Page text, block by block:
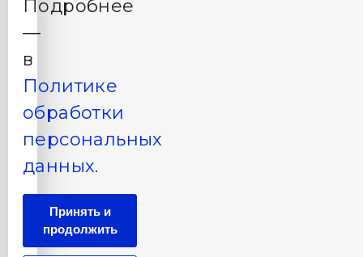
Подробнее
—
в
Политике
обработки
персональных
данных.
Принять и
продолжить